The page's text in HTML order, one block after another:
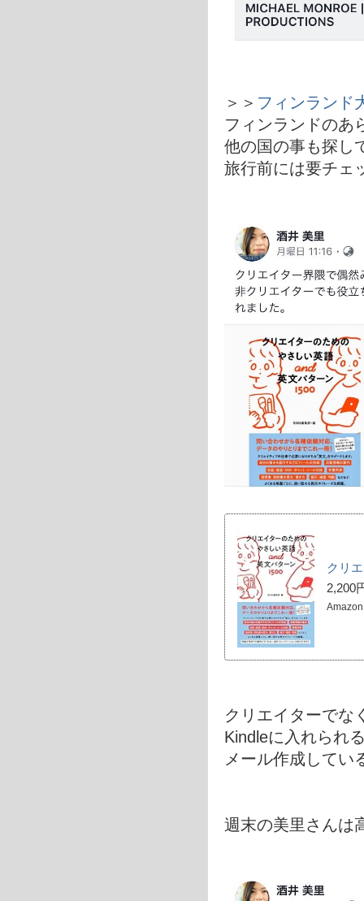
＞＞ フィンランド
フィンランドのあ
他の国の事も探し
旅行前には要チェ
クリ
2,200
Amazon
クリエイターでな
Kindleに入れられ
メール作成してい
週末の美里さんは